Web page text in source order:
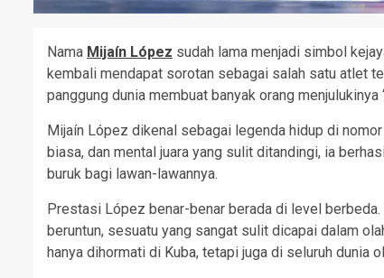
Nama Mijaín López sudah lama menjadi simbol
kembali mendapat sorotan sebagai salah satu atlet
panggung dunia membuat banyak orang menjulukinya
Mijaín López dikenal sebagai legenda hidup di
biasa, dan mental juara yang sulit ditandingi, ia
buruk bagi lawan-lawannya.
Prestasi López benar-benar berada di level
beruntun, sesuatu yang sangat sulit dicapai dalam
hanya dihormati di Kuba, tetapi juga di seluruh dunia